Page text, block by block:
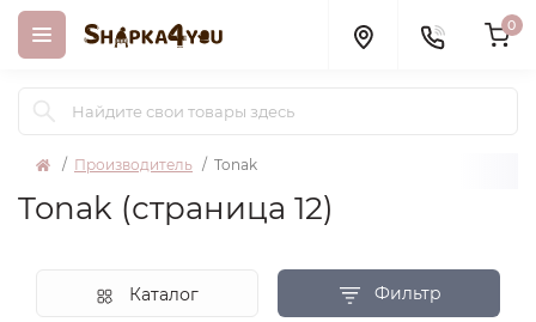
0
Производитель Tonak
Tonak (страница 12)
Фильтр
Каталог